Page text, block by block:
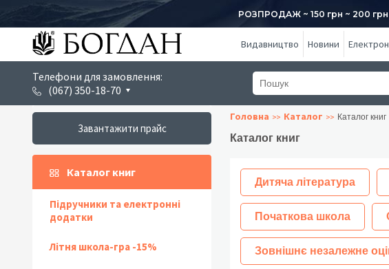
РОЗПРОДАЖ ~ 150 грн ~ 200
Видавництво Новини
Телефони для замовлення:
(067) 350-18-70
Завантажити прайс
Каталог книг
Підручники та електронні
додатки
Літня школа-гра -15%
Головна Каталог Каталог книг
Каталог книг
Дитяча література
Початкова школа
Зовнішнє незалежне